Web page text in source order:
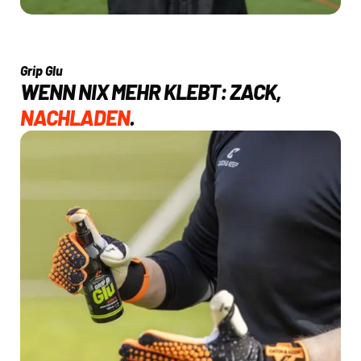
Grip Glu
WENN NIX MEHR KLEBT: ZACK,
NACHLADEN.